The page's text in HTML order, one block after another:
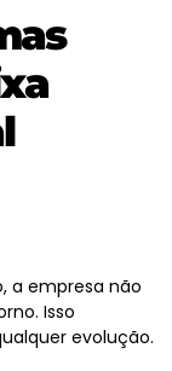
a empresa não
Isso
evolução.